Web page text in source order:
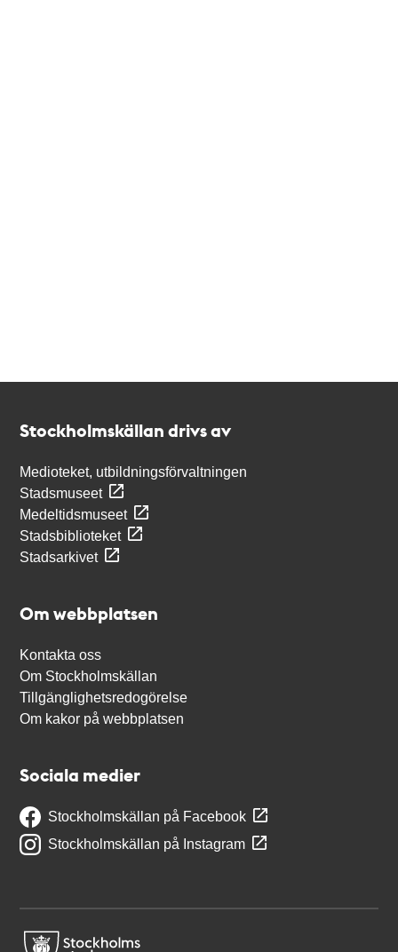
Stockholmskällan drivs av
Medioteket, utbildningsförvaltningen
Stadsmuseet
Medeltidsmuseet
Stadsbiblioteket
Stadsarkivet
Om webbplatsen
Kontakta oss
Om Stockholmskällan
Tillgänglighetsredogörelse
Om kakor på webbplatsen
Sociala medier
Stockholmskällan på Facebook
Stockholmskällan på Instagram